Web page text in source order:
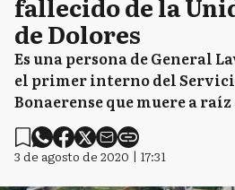
de Dolores
Es una persona de General
el primer interno del
Bonaerense que muere a raíz
3 de agosto de 2020 | 17:31